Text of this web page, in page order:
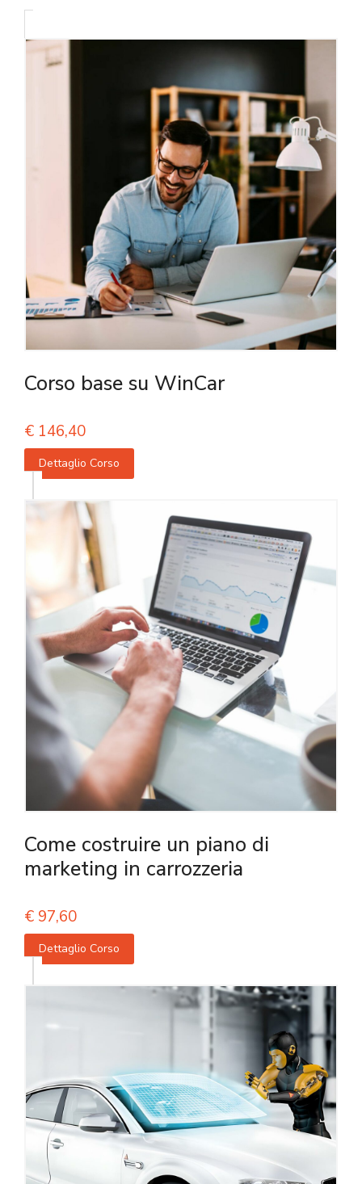
Corso base su WinCar
€ 146,40
Dettaglio Corso
Come costruire un piano di
marketing in carrozzeria
€ 97,60
Dettaglio Corso